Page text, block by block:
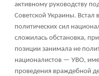
активному руководству
Советской Украины. Встал
политических сил
сложилась обстановка,
позиции занимала не
националистов — УВО,
проведения враждебной